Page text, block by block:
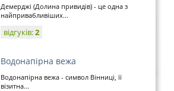
Демерджі (Долина привидів) - це одна з
найпривабливіших...
відгуків:2
Водонапірна вежа
Водонапірна вежа - символ Вінниці, її
візитна...